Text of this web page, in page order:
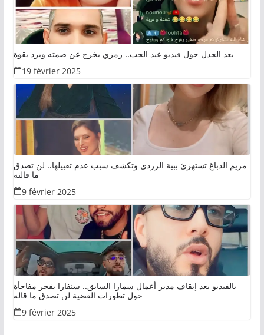
بعد الجدل حول فيديو عيد الحب.. رمزي يخرج عن صمته ويرد بقوة
19 février 2025
مريم الدباغ تستهزئ ببية الزردي وتكشف سبب عدم تقبيلها.. لن تصدق
ما قالته
9 février 2025
بالفيديو بعد إيقاف مدير أعمال سمارا السابق.. سنفارا يفجر مفاجأة
حول تطورات القضية لن تصدق ما قاله
9 février 2025